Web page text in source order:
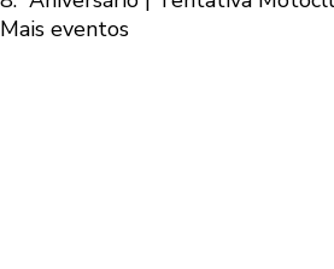
Mais eventos